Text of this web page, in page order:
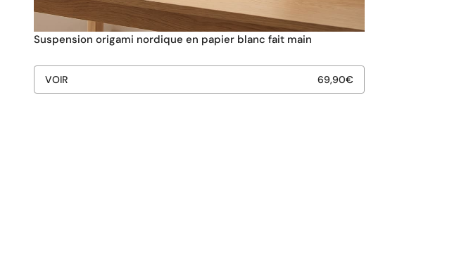
Suspension origami nordique en papier blanc fait main
VOIR 69,90€